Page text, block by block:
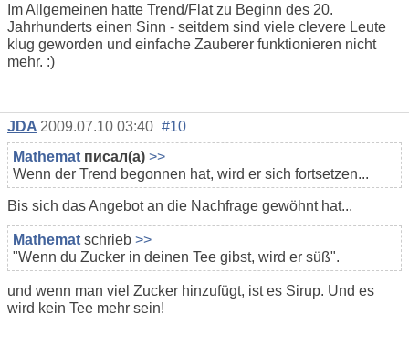
Im Allgemeinen hatte Trend/Flat zu Beginn des 20.
Jahrhunderts einen Sinn - seitdem sind viele clevere Leute
klug geworden und einfache Zauberer funktionieren nicht
mehr. :)
JDA 2009.07.10 03:40 #10
Mathemat писал(а) >>
Wenn der Trend begonnen hat, wird er sich fortsetzen...
Bis sich das Angebot an die Nachfrage gewöhnt hat...
Mathemat schrieb >>
"Wenn du Zucker in deinen Tee gibst, wird er süß".
und wenn man viel Zucker hinzufügt, ist es Sirup. Und es
wird kein Tee mehr sein!